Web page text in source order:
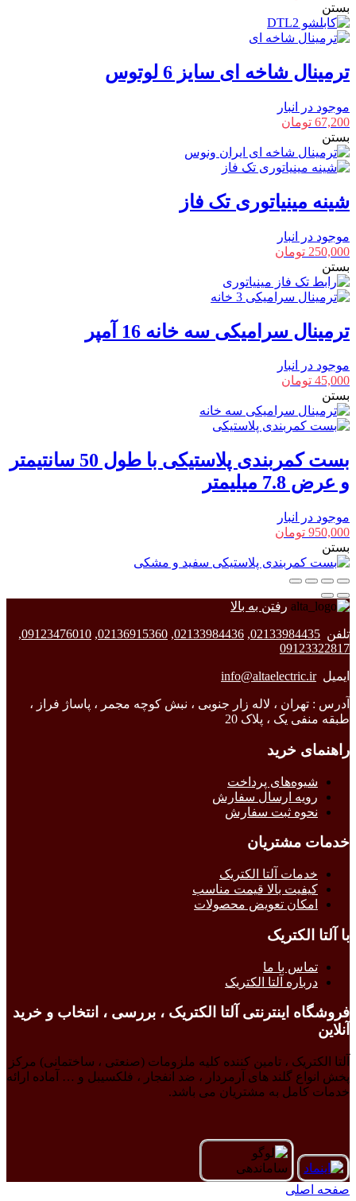
بستن
ترمینال شاخه ای سایز 6 لوتوس
موجود در انبار
67,200 تومان
بستن
شینه مینیاتوری تک فاز
موجود در انبار
250,000 تومان
بستن
ترمینال سرامیکی سه خانه 16 آمپر
موجود در انبار
45,000 تومان
بستن
بست کمربندی پلاستیکی با طول 50 سانتیمتر
و عرض 7.8 میلیمتر
موجود در انبار
950,000 تومان
بستن
رفتن به بالا
تلفن 02133984435
,
02133984436
,
02136915360
,
09123476010
,
09123322817
ایمیلinfo@altaelectric.ir
آدرس : تهران ، لاله زار جنوبی ، نبش کوچه مجمر ، پاساژ فراز ،
طبقه منفی یک ، پلاک 20
راهنمای خرید
شیوه‌های پرداخت
رویه ارسال سفارش
نحوه ثبت سفارش
خدمات مشتریان
خدمات آلتا الکتریک
کیفیت بالا قیمت مناسب
امکان تعویض محصولات
با آلتا الکتریک
تماس با ما
درباره آلتا الکتریک
فروشگاه اینترنتی آلتا الکتریک ، بررسی ، انتخاب و خرید
آنلاین
آلتا الکتریک ، تامین کننده کلیه ملزومات (صنعتی ، ساختمانی) مرکز
پخش انواع گلند های آرمردار ، ضد انفجار ، فلکسیبل و … آماده ارائه
خدمات کامل به مشتریان می باشد.
صفحه اصلی